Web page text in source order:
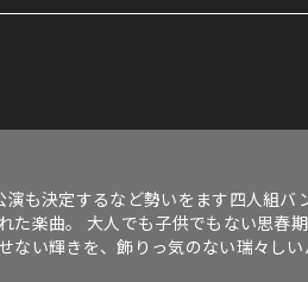
も決定するなど勢いをます四人組
た楽曲。 大人でも子供でもない思春
ない輝きを、飾りっ気のない瑞々し